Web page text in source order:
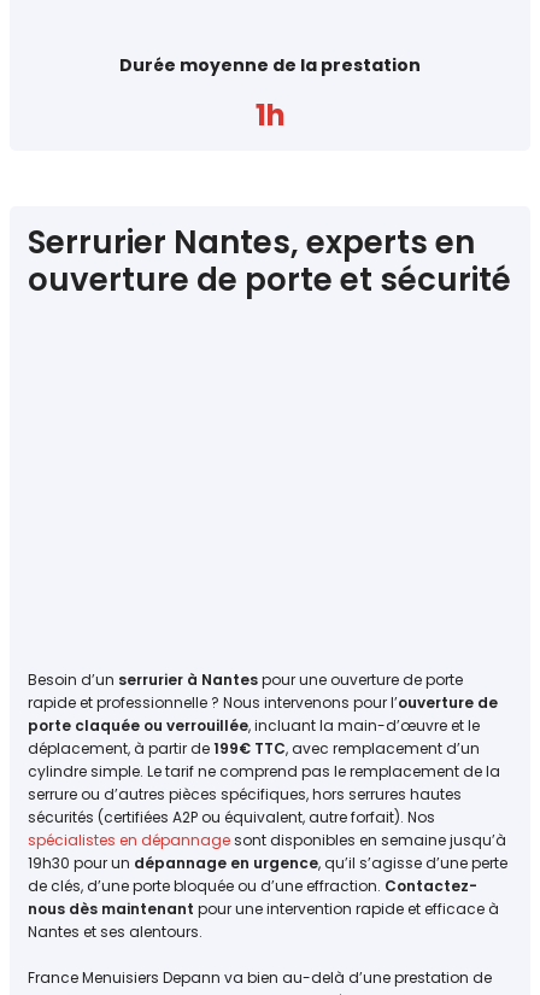
Durée moyenne de la prestation
1h
Serrurier Nantes, experts en
ouverture de porte et sécurité
Besoin d’un serrurier à Nantespour une ouverture de porte
rapide et professionnelle ? Nous intervenons pour l’ouverture de
porte claquée ou verrouillée, incluant la main-d’œuvre et le
déplacement, à partir de199€ TTC, avec remplacement d’un
cylindre simple. Le tarif ne comprend pas le remplacement de la
serrure ou d’autres pièces spécifiques, hors serrures hautes
sécurités (certifiées A2P ou équivalent, autre forfait). Nos
spécialistes en dépannagesont disponibles en semaine jusqu’à
19h30 pour un dépannage en urgence, qu’il s’agisse d’une perte
de clés, d’une porte bloquée ou d’une effraction. Contactez-
nous dès maintenant pour une intervention rapide et efficace à
Nantes et ses alentours.
France Menuisiers Depann va bien au-delà d’une prestation de